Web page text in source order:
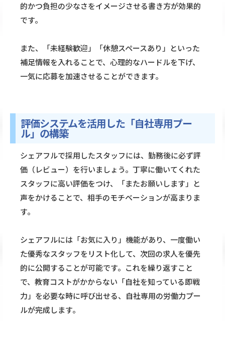
的かつ負担の少なさをイメージさせる書き方が効果的
です。
また、「未経験歓迎」「休憩スペースあり」といった
補足情報を入れることで、心理的なハードルを下げ、
一気に応募を加速させることができます。
評価システムを活用した「自社専用プー
ル」の構築
シェアフルで採用したスタッフには、勤務後に必ず評
価（レビュー）を行いましょう。丁寧に働いてくれた
スタッフに高い評価をつけ、「またお願いします」と
声をかけることで、相手のモチベーションが高まりま
す。
シェアフルには「お気に入り」機能があり、一度働い
た優秀なスタッフをリスト化して、次回の求人を優先
的に公開することが可能です。これを繰り返すこと
で、教育コストがかからない「自社を知っている即戦
力」を必要な時に呼び出せる、自社専用の労働力プー
ルが完成します。